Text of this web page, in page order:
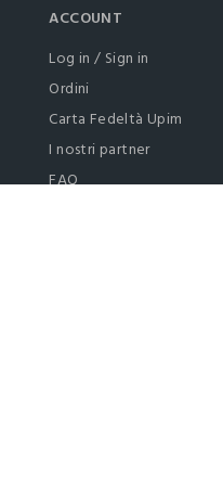
ACCOUNT
Log in / Sign in
Ordini
Carta Fedeltà Upim
I nostri partner
FAQ